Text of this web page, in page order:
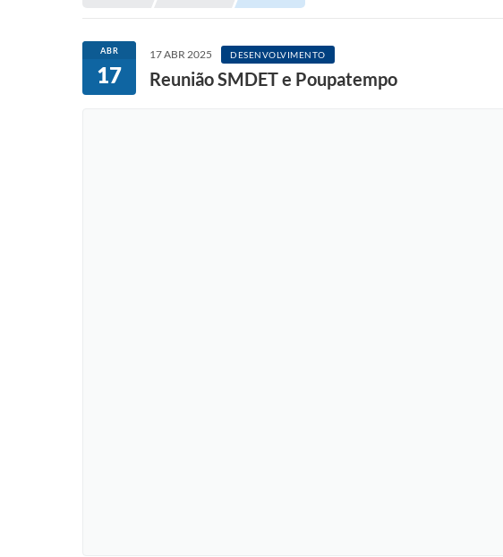
ABR
17
17 ABR 2025 DESENVOLVIMENTO
Reunião SMDET e Poupatempo